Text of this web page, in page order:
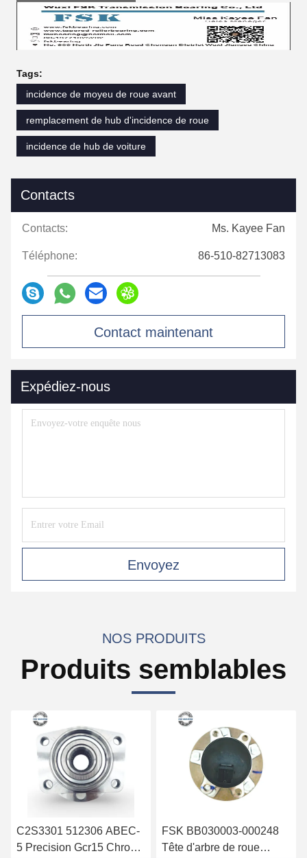
Tags:
incidence de moyeu de roue avant
remplacement de hub d'incidence de roue
incidence de hub de voiture
Contacts
Contacts: Ms. Kayee Fan
Téléphone: 86-510-82713083
Contact maintenant
Expédiez-nous
Envoyez
NOS PRODUITS
Produits semblables
FSK BB030003-000248
Tête d'arbre de roue
FSK Marque
33416851589